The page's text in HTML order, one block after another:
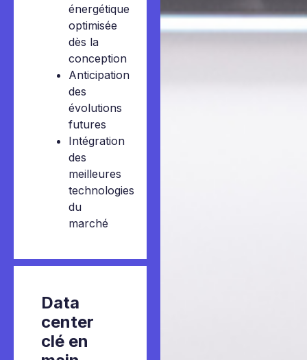
énergétique
optimisée
dès la
conception
Anticipation
des
évolutions
futures
Intégration
des
meilleures
technologies
du
marché
Data
center
clé en